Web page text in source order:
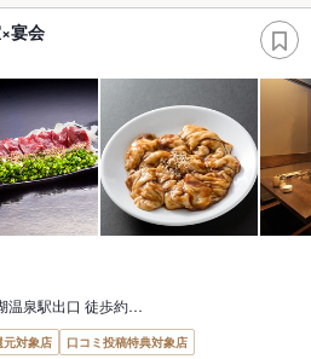
宴会
温泉駅出口 徒歩約…
元対象店 口コミ投稿特典対象店